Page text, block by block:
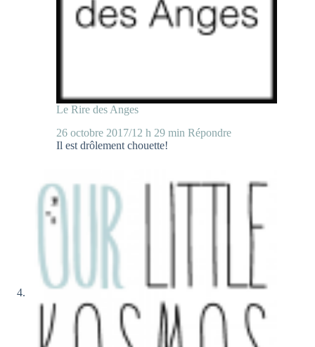
Le Rire des Anges
26 octobre 2017/12 h 29 min Répondre
Il est drôlement chouette!